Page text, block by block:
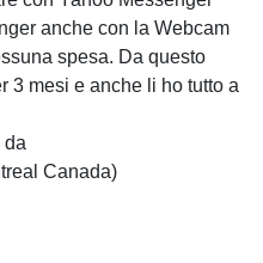
anche con la Webcam
spesa. Da questo
3 mesi e anche li ho tutto a
da
Canada)